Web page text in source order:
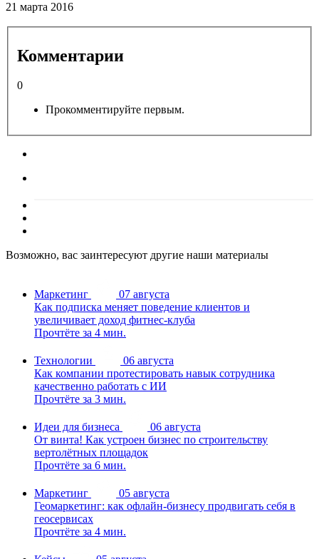
21 марта 2016
Комментарии
0
Прокомментируйте первым.
Возможно, вас заинтересуют другие наши материалы
Маркетинг
07 августа
Как подписка меняет поведение клиентов и
увеличивает доход фитнес-клуба
Прочтёте за 4 мин.
Технологии
06 августа
Как компании протестировать навык сотрудника
качественно работать с ИИ
Прочтёте за 3 мин.
Идеи для бизнеса
06 августа
От винта! Как устроен бизнес по строительству
вертолётных площадок
Прочтёте за 6 мин.
Маркетинг
05 августа
Геомаркетинг: как офлайн-бизнесу продвигать себя в
геосервисах
Прочтёте за 4 мин.